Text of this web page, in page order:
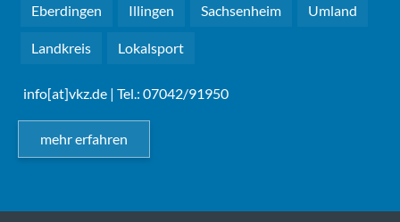
Eberdingen Illingen Sachsenheim Umland
Landkreis Lokalsport
info[at]vkz.de | Tel.: 07042/91950
mehr erfahren